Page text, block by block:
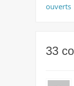
ouverts
33